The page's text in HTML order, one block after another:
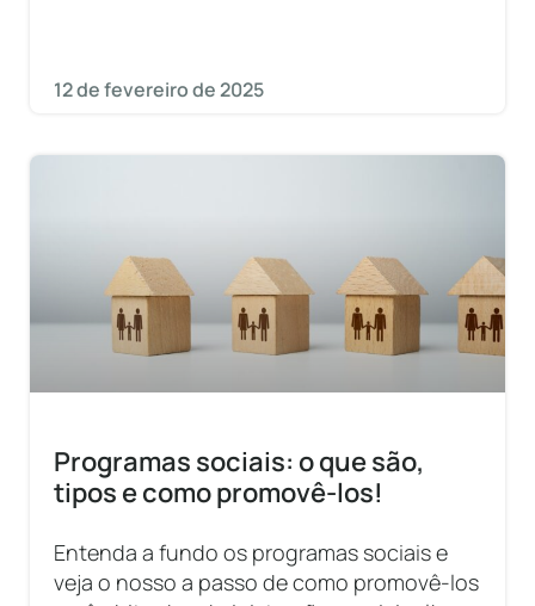
12 de fevereiro de 2025
Programas sociais: o que são,
tipos e como promovê-los!
Entenda a fundo os programas sociais e
veja o nosso a passo de como promovê-los